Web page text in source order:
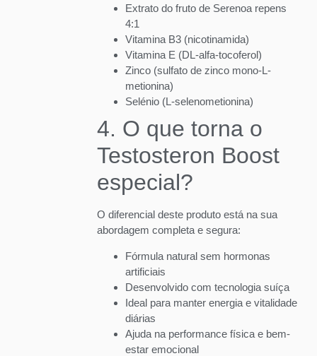
Extrato do fruto de Serenoa repens
4:1
Vitamina B3 (nicotinamida)
Vitamina E (DL-alfa-tocoferol)
Zinco (sulfato de zinco mono-L-
metionina)
Selénio (L-selenometionina)
4. O que torna o
Testosteron Boost
especial?
O diferencial deste produto está na sua
abordagem completa e segura:
Fórmula natural sem hormonas
artificiais
Desenvolvido com tecnologia suíça
Ideal para manter energia e vitalidade
diárias
Ajuda na performance física e bem-
estar emocional